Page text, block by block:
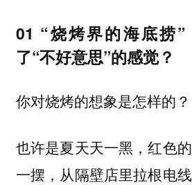
01 “烧烤界的海底捞
了“不好意思”的感觉？
你对烧烤的想象是怎样的？
也许是夏天天一黑，红色
一摆，从隔壁店里拉根电